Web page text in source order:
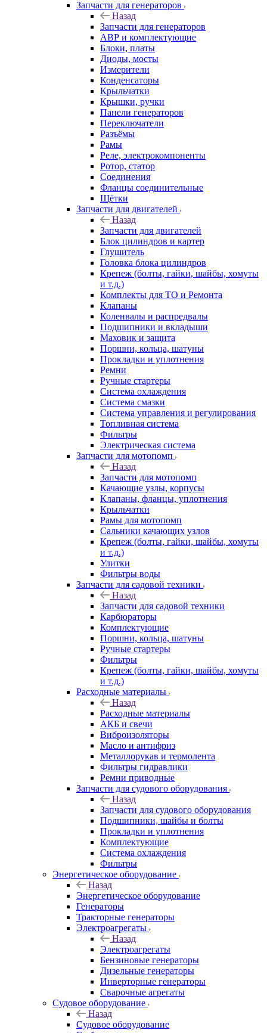
Запчасти для генераторов
Назад
Запчасти для генераторов
АВР и комплектующие
Блоки, платы
Диоды, мосты
Измерители
Конденсаторы
Крыльчатки
Крышки, ручки
Панели генераторов
Переключатели
Разъёмы
Рамы
Реле, электрокомпоненты
Ротор, статор
Соединения
Фланцы соединительные
Щётки
Запчасти для двигателей
Назад
Запчасти для двигателей
Блок цилиндров и картер
Глушитель
Головка блока цилиндров
Крепеж (болты, гайки, шайбы, хомуты
и т.д.)
Комплекты для ТО и Ремонта
Клапаны
Коленвалы и распредвалы
Подшипники и вкладыши
Маховик и защита
Поршни, кольца, шатуны
Прокладки и уплотнения
Ремни
Ручные стартеры
Система охлаждения
Система смазки
Система управления и регулирования
Топливная система
Фильтры
Электрическая система
Запчасти для мотопомп
Назад
Запчасти для мотопомп
Качающие узлы, корпусы
Клапаны, фланцы, уплотнения
Крыльчатки
Рамы для мотопомп
Сальники качающих узлов
Крепеж (болты, гайки, шайбы, хомуты
и т.д.)
Улитки
Фильтры воды
Запчасти для садовой техники
Назад
Запчасти для садовой техники
Карбюраторы
Комплектующие
Поршни, кольца, шатуны
Ручные стартеры
Фильтры
Крепеж (болты, гайки, шайбы, хомуты
и т.д.)
Расходные материалы
Назад
Расходные материалы
АКБ и свечи
Виброизоляторы
Масло и антифриз
Металлорукав и термолента
Фильтры гидравлики
Ремни приводные
Запчасти для судового оборудования
Назад
Запчасти для судового оборудования
Подшипники, шайбы и болты
Прокладки и уплотнения
Комплектующие
Система охлаждения
Фильтры
Энергетическое оборудование
Назад
Энергетическое оборудование
Генераторы
Тракторные генераторы
Электроагрегаты
Назад
Электроагрегаты
Бензиновые генераторы
Дизельные генераторы
Инверторные генераторы
Сварочные агрегаты
Судовое оборудование
Назад
Судовое оборудование